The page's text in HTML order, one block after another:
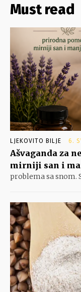
Must read
LJEKOVITO BILJE 6.
Ašvaganda za
mirniji san i
problema sa snom.